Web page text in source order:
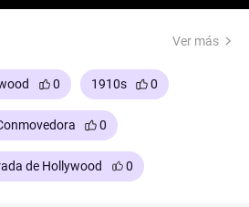
Ver más
0 1910s 0
0
de Hollywood 0